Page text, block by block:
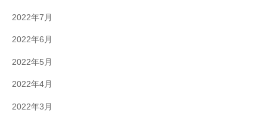
2022年7月
2022年6月
2022年5月
2022年4月
2022年3月